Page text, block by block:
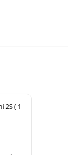
2S ( 1